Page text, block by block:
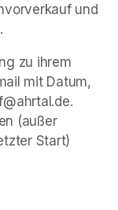
und
zu ihrem
mit Datum,
(außer
Start)